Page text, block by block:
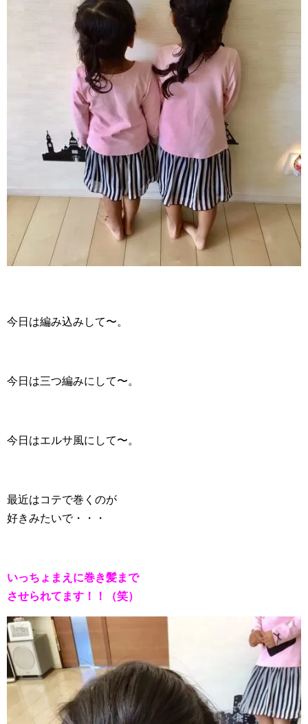
今日は編み込みして〜。
今日は三つ編みにして〜。
今日はエルサ風にして〜。
最近はコテで巻くのが
好きみたいで・・・
いっちょまえに巻き髪まで
させられてます！！（笑）